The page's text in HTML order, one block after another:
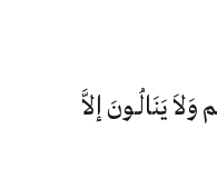
يَنَالُـونَ إلاَّ